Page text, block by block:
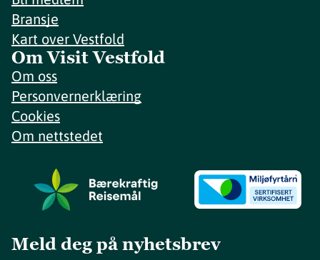
Bransje
Kart over Vestfold
Om Visit Vestfold
Om oss
Personvernerklæring
Cookies
Om nettstedet
Meld deg på nyhetsbrev